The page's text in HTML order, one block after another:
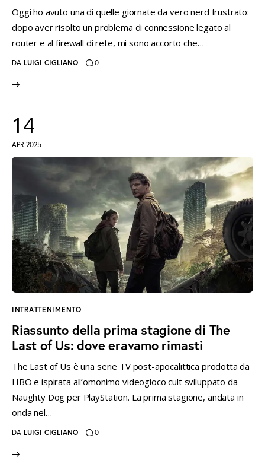
Oggi ho avuto una di quelle giornate da vero nerd frustrato:
dopo aver risolto un problema di connessione legato al
router e al firewall di rete, mi sono accorto che…
DA LUIGI CIGLIANO 0
14
APR 2025
INTRATTENIMENTO
Riassunto della prima stagione di The
Last of Us: dove eravamo rimasti
The Last of Us è una serie TV post-apocalittica prodotta da
HBO e ispirata all’omonimo videogioco cult sviluppato da
Naughty Dog per PlayStation. La prima stagione, andata in
onda nel…
DA LUIGI CIGLIANO 0